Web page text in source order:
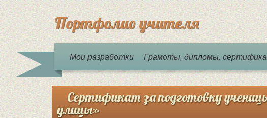
Портфолио учителя
Мои разработки Грамоты, дипломы,
Сертификат за подготовку
улицы»